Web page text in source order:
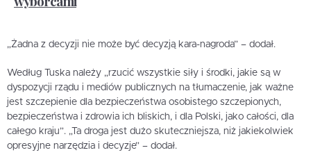
„Żadna z decyzji nie może być decyzją kara-nagroda” – dodał.
Według Tuska należy „rzucić wszystkie siły i środki, jakie są w
dyspozycji rządu i mediów publicznych na tłumaczenie, jak ważne
jest szczepienie dla bezpieczeństwa osobistego szczepionych,
bezpieczeństwa i zdrowia ich bliskich, i dla Polski, jako całości, dla
całego kraju”. „Ta droga jest dużo skuteczniejsza, niż jakiekolwiek
opresyjne narzędzia i decyzje” – dodał.